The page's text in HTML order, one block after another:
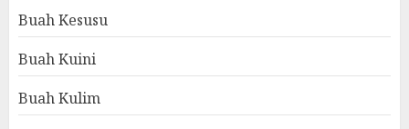
Buah Kesusu
Buah Kuini
Buah Kulim